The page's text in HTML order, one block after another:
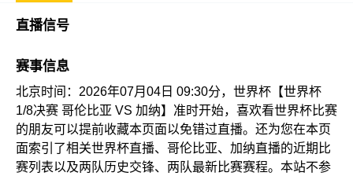
直播信号
赛事信息
北京时间：2026年07月04日 09:30分，世界杯【世界杯
1/8决赛 哥伦比亚 VS 加纳】准时开始，喜欢看世界杯比赛
的朋友可以提前收藏本页面以免错过直播。还为您在本页
面索引了相关世界杯直播、哥伦比亚、加纳直播的近期比
赛列表以及两队历史交锋、两队最新比赛赛程。本站不参